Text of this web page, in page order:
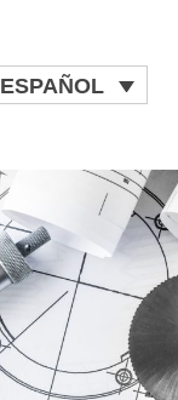
ESPAÑOL